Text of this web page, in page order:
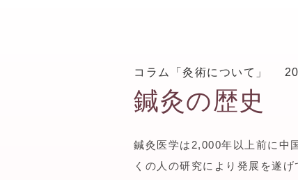
コラム「灸術について」
鍼灸の歴史
鍼灸医学は2,000年以上前に中
くの人の研究により発展を遂